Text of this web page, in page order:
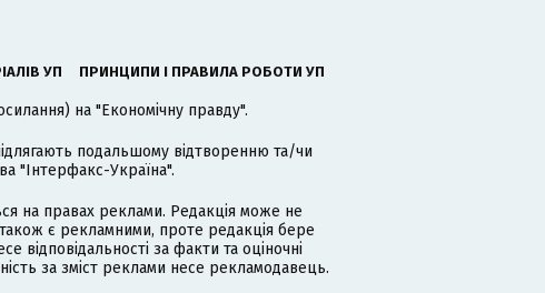
УП ПРИНЦИПИ І ПРАВИЛА РОБОТИ УП
на "Економічну правду".
подальшому відтворенню та/чи
"Інтерфакс-Україна".
на правах реклами. Редакція може не
є рекламними, проте редакція бере
відповідальності за факти та оціночні
за зміст реклами несе рекламодавець.